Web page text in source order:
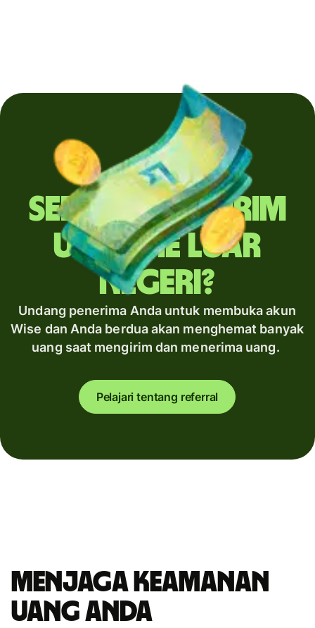
Sering mengirim
uang ke luar
negeri?
Undang penerima Anda untuk membuka akun
Wise dan Anda berdua akan menghemat banyak
uang saat mengirim dan menerima uang.
Pelajari tentang referral
Menjaga keamanan
uang Anda